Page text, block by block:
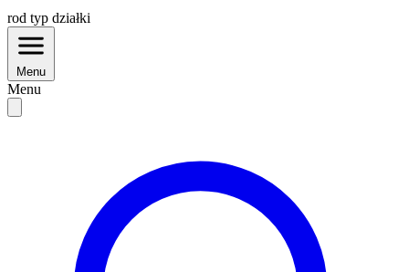
rod typ działki
Menu
Menu